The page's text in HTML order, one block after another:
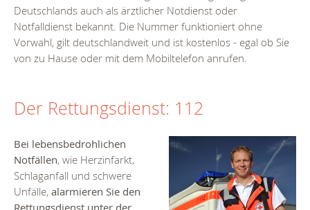
Deutschlands auch als ärztlicher Notdienst oder
Notfalldienst bekannt. Die Nummer funktioniert ohne
Vorwahl, gilt deutschlandweit und ist kostenlos - egal ob Sie
von zu Hause oder mit dem Mobiltelefon anrufen.
Der Rettungsdienst: 112
Bei lebensbedrohlichen
Notfällen, wie Herzinfarkt,
Schlaganfall und schwere
Unfälle, alarmieren Sie den
Rettungsdienst unter der